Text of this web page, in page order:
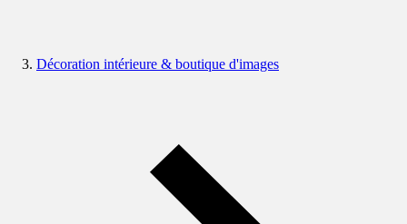
Décoration intérieure & boutique d'images